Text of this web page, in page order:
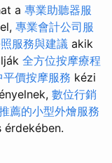
a 專業助聽器服
專業會計公司服
服務與建議 akik
全方位按摩療程
平價按摩服務 kézi
數位行銷
薦的小型外燴服務
érdekében.